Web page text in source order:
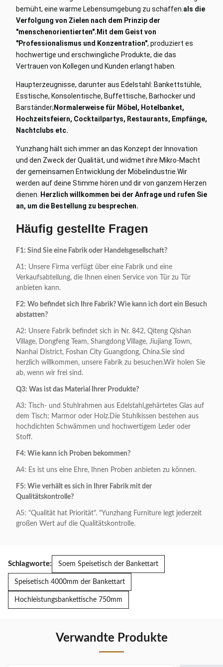
bemüht, eine warme Lebensumgebung zu schaffen. als die
Verfolgung von Zielen nach dem Prinzip der
"menschenorientierten". Mit dem Geist von
"Professionalismus und Konzentration", produziert es
hochwertige und erschwingliche Produkte, die das
Vertrauen von Kollegen und Kunden erlangt haben.
Haupterzeugnisse, darunter aus Edelstahl: Bankettstühle,
Esstische, Konsolentische, Buffettische, Barhocker und
Barständer; Normalerweise für Möbel, Hotelbanket,
Hochzeitsfeiern, Cocktailpartys, Restaurants, Empfänge,
Nachtclubs etc.
Yunzhang hält sich immer an das Konzept der Innovation
und den Zweck der Qualität, und widmet ihre Mikro-Macht
der gemeinsamen Entwicklung der Möbelindustrie. Wir
werden auf deine Stimme hören und dir von ganzem Herzen
dienen.
Herzlich willkommen bei der Anfrage und rufen Sie
an, um die Bestellung zu besprechen.
Häufig gestellte Fragen
F1: Sind Sie eine Fabrik oder Handelsgesellschaft?
A1: Unsere Firma verfügt über eine Fabrik und eine
Verkaufsabteilung, die Ihnen einen Service von Tür zu Tür
anbieten kann.
F2: Wo befindet sich Ihre Fabrik? Wie kann ich dort ein Besuch
abstatten?
A2: Unsere Fabrik befindet sich in Nr. 842, Qiteng Qishan
Village, Dongfeng Team, Shangdong Village, Jiujiang Town,
Nanhai District, Foshan City Guangdong, China.Sie sind
herzlich willkommen, unsere Fabrik zu besuchen.Wir holen Sie
ab, wenn wir frei sind.
Q3: Was ist das Material Ihrer Produkte?
A3: Tisch- und Stuhlrahmen aus Edelstahl,gehärtetes Glas auf
dem Tisch; Marmor oder Holz.Die Stuhlkissen bestehen aus
hochdichten Schwämmen und hochwertigem Leder oder
Stoff.
F4: Wie kann ich Proben bekommen?
A4: Es ist uns eine Ehre, Ihnen Proben anbieten zu können.
F5: Wie verhält es sich in Ihrer Fabrik mit der
Qualitätskontrolle?
A5: "Qualität hat Priorität". "Yunzhang Furniture legt jederzeit
großen Wert auf die Qualitätskontrolle.
Schlagworte: Soem Speisetisch der Bankettart
Speisetisch 4000mm der Bankettart
Hochleistungsbankettische 750mm
Verwandte Produkte